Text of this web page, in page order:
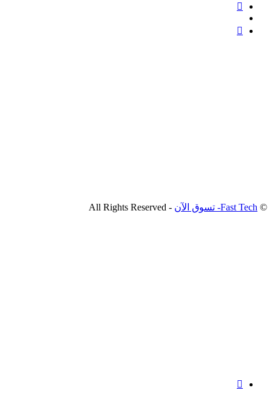
© Fast Tech- تسوق الآن - All Rights Reserved